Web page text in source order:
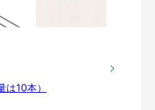
10本）